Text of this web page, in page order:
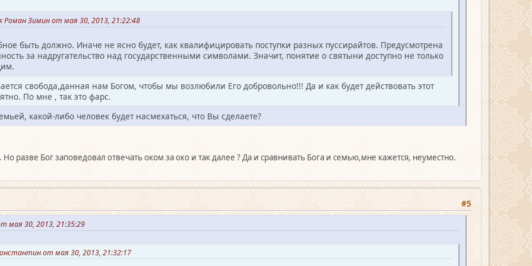
Зимин от мая 30, 2013, 21:22:48
быть должно. Иначе не ясно будет, как квалифицировать поступки разных пуссирайтов. Предусмотрена
за надругательство над государственными символами. Значит, понятие о святыни доступно не только
свобода,данная нам Богом, чтобы мы возлюбили Его добровольно!!! Да и как будет действовать этот
По мне , так это фарс.
какой-либо человек будет насмехаться, что Вы сделаете?
разве Бог заповедовал отвечать оком за око и так далее ? Да и сравнивать Бога и семью,мне кажется, неуместно.
#5
мая 30, 2013, 21:35:29
от мая 30, 2013, 21:32:17